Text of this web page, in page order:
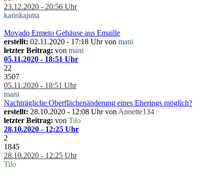
23.12.2020 - 20:56 Uhr
katinkajutta
Movado Ermeto Gehäuse aus Emaille
erstellt: 02.11.2020 - 17:18 Uhr von mani
letzter Beitrag: von mani
05.11.2020 - 18:51 Uhr
22
3507
05.11.2020 - 18:51 Uhr
mani
Nachträgliche Oberflächenänderung eines Eherings möglich?
erstellt: 28.10.2020 - 12:08 Uhr von Annette134
letzter Beitrag: von Tilo
28.10.2020 - 12:25 Uhr
2
1845
28.10.2020 - 12:25 Uhr
Tilo